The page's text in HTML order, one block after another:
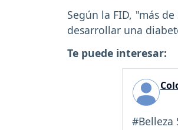
Según la FID, "más
desarrollar una
Te puede interesar:
#Belleza